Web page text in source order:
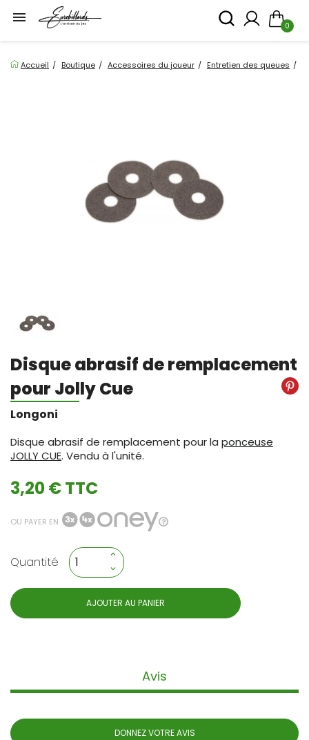

0
Accueil Boutique Accessoires du joueur Entretien des queues
Disque abrasif de remplacement
pour Jolly Cue
Longoni
Disque abrasif de remplacement pour la ponceuse
JOLLY CUE. Vendu à l'unité.
3,20 € TTC
OU PAYER EN
Quantité
AJOUTER AU PANIER
Avis
DONNEZ VOTRE AVIS